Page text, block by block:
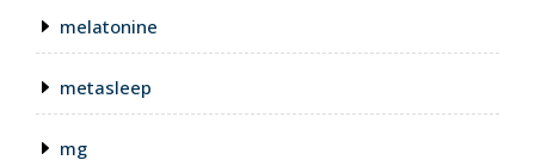
melatonine
metasleep
mg